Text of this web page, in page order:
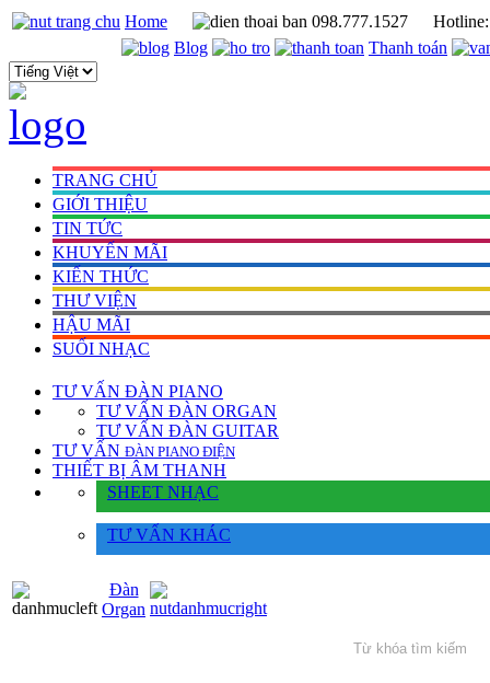
Home 098.777.1527
Blog
Thanh toán
TRANG CHỦ
GIỚI THIỆU
TIN TỨC
KHUYẾN MÃI
KIẾN THỨC
THƯ VIỆN
HẬU MÃI
SUỐI NHẠC
TƯ VẤN ĐÀN PIANO
TƯ VẤN ÐÀN ORGAN
TƯ VẤN ÐÀN GUITAR
TƯ VẤN ÐÀN PIANO ÐIỆN
THIẾT BỊ ÂM THANH
SHEET NHẠC
TƯ VẤN KHÁC
Đàn
Organ